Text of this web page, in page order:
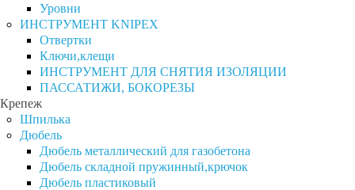
Уровни
ИНСТРУМЕНТ KNIPEX
Отвертки
Ключи,клещи
ИНСТРУМЕНТ ДЛЯ СНЯТИЯ ИЗОЛЯЦИИ
ПАССАТИЖИ, БОКОРЕЗЫ
Крепеж
Шпилька
Дюбель
Дюбель металлический для газобетона
Дюбель складной пружинный,крючок
Дюбель пластиковый